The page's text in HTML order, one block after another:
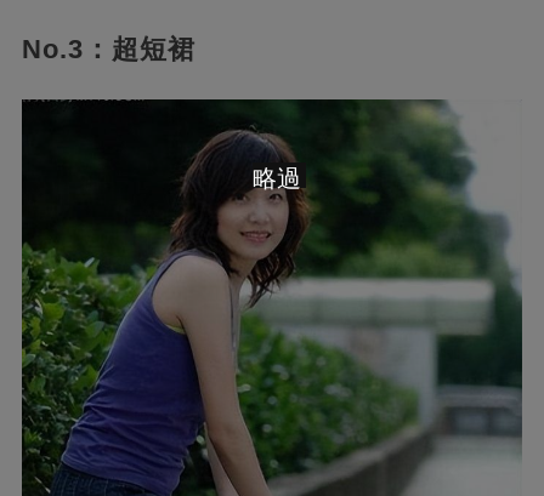
No.3：超短裙
略過